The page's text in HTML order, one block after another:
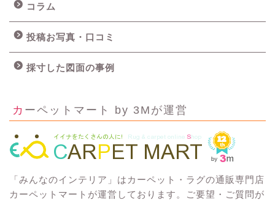
コラム
投稿お写真・口コミ
採寸した図面の事例
カーペットマート by 3Mが運営
「みんなのインテリア」はカーペット・ラグの通販専門店
カーペットマートが運営しております。ご要望・ご質問が